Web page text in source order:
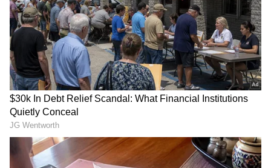
Image Credit :Social Media
1. ಹುರಿದು ಇಡಿ (Dry Roasting)
1. ಹುರಿದು ಇಡಿ (Dry Roasting)
ರವೆ ಮತ್ತು ಕಡಲೆ ಹಿಟ್ಟನ್ನು ಹುಳಗಳಿಂದ ರಕ್ಷಿಸಲು ಇದು
ಅತ್ಯಂತ ಹಳೆಯ ಮತ್ತು ಪರಿಣಾಮಕಾರಿ ಮಾರ್ಗ.
ರವೆ ಅಥವಾ ಸುಜಿಯನ್ನು ಒಂದು ಕಡಾಯಿಗೆ ಹಾಕಿ, ಎಣ್ಣೆ
ಅಥವಾ ತುಪ್ಪ ಬಳಸದೆ ಸಣ್ಣ ಉರಿಯಲ್ಲಿ 4-5 ನಿಮಿಷಗಳ
ಕಾಲ ಹುರಿಯಿರಿ. ಬಣ್ಣ ಬದಲಾಗಬಾರದು, ಕೇವಲ ಅದರಲ್ಲಿನ